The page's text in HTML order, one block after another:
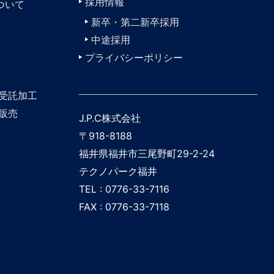
いて
託加工
売
新卒・第二新卒採用
中途採用
プライバシーポリシー
J.P.C株式会社
〒918-8188
福井県福井市三尾野町29-2-24
テクノパーク福井
TEL : 0776-33-7116
FAX : 0776-33-7118